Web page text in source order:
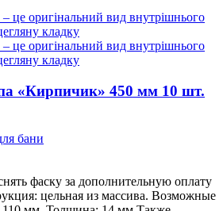
«Кирпичик» 450 мм 10 шт.
бани
фаску за дополнительную оплату
цельная из массива. Возможные